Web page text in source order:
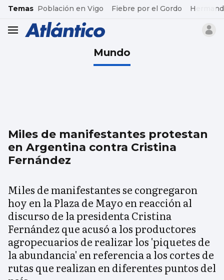
common.go-to-content
Temas Población en Vigo Fiebre por el Gordo
header.menu.open
Mundo
Miles de manifestantes protestan
en Argentina contra Cristina
Fernández
Miles de manifestantes se congregaron
hoy en la Plaza de Mayo en reacción al
discurso de la presidenta Cristina
Fernández que acusó a los productores
agropecuarios de realizar los 'piquetes de
la abundancia' en referencia a los cortes de
rutas que realizan en diferentes puntos del